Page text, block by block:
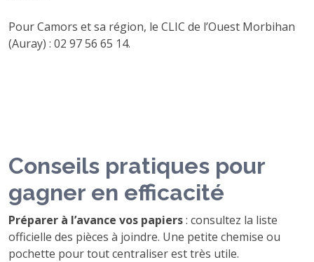
Pour Camors et sa région, le CLIC de l’Ouest Morbihan
(Auray) : 02 97 56 65 14.
Conseils pratiques pour
gagner en efficacité
Préparer à l’avance vos papiers: consultez la liste
officielle des pièces à joindre. Une petite chemise ou
pochette pour tout centraliser est très utile.